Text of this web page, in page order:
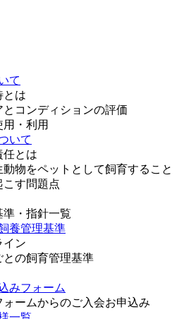
て
とは
とコンディションの評価
・利用
いて
任とは
動物をペットとして飼育すること
こす問題点
準・指針一覧
養管理基準
イン
との飼育管理基準
みフォーム
ォームからのご入会お申込み